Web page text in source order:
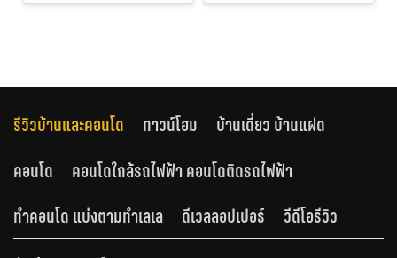
รีวิวบ้านและคอนโด ทาวน์โฮม
บ้านเดี่ยว บ้านแฝด
คอนโด
คอนโดใกล้รถไฟฟ้า คอนโดติดรถไฟฟ้า
ทำคอนโด แบ่งตามทำเลเล
ดีเวลลอปเปอร์ วีดีโอรีวิว